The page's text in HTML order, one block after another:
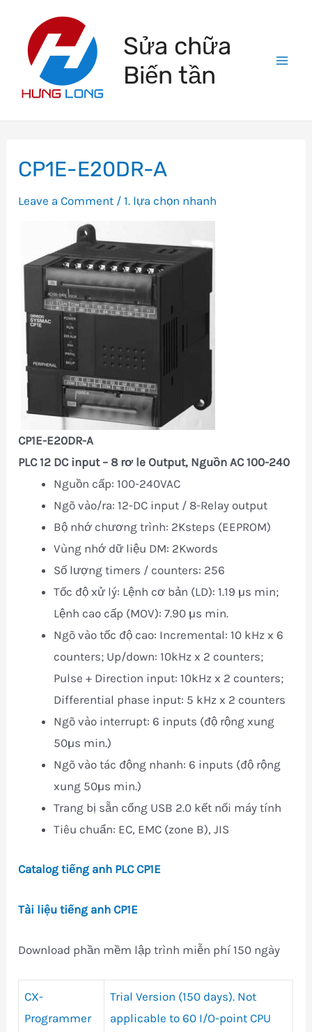
content
Sửa chữa
Biến tần
CP1E-E20DR-A
Leave a Comment /1. lựa chọn nhanh
CP1E-E20DR-A
PLC 12 DC input – 8 rơ le Output, Nguồn AC 100-240
Nguồn cấp: 100-240VAC
Ngõ vào/ra: 12-DC input / 8-Relay output
Bộ nhớ chương trình: 2Ksteps (EEPROM)
Vùng nhớ dữ liệu DM: 2Kwords
Số lượng timers / counters: 256
Tốc độ xử l‎ý: Lệnh cơ bản (LD): 1.19 µs min;
Lệnh cao cấp (MOV): 7.90 µs min.
Ngõ vào tốc độ cao: Incremental: 10 kHz x 6
counters; Up/down: 10kHz x 2 counters;
Pulse + Direction input: 10kHz x 2 counters;
Differential phase input: 5 kHz x 2 counters
Ngõ vào interrupt: 6 inputs (độ rộng xung
50µs min.)
Ngõ vào tác động nhanh: 6 inputs (độ rộng
xung 50µs min.)
Trang bị sẵn cổng USB 2.0 kết nối máy tính
Tiêu chuẩn: EC, EMC (zone B), JIS
Catalog tiếng anh PLC CP1E
Tài liệu tiếng anh CP1E
Download phần mềm lập trình miễn phí 150 ngày
CX-
Programmer
Trial Version (150 days). Not
applicable to 60 I/O-point CPU